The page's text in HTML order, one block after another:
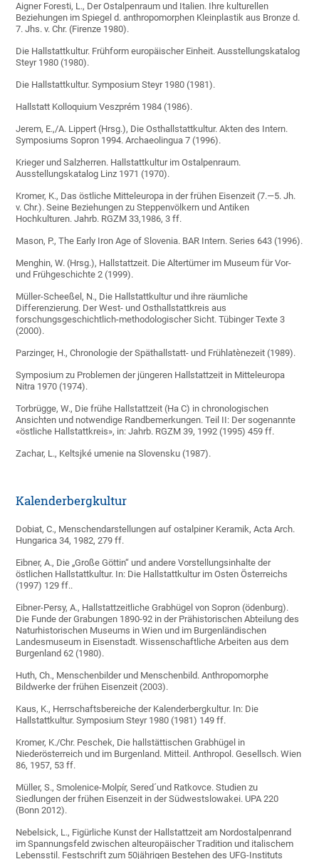
Aigner Foresti, L., Der Ostalpenraum und Italien. Ihre kulturellen
Beziehungen im Spiegel d. anthropomorphen Kleinplastik aus Bronze d.
7. Jhs. v. Chr. (Firenze 1980).
Die Hallstattkultur. Frühform europäischer Einheit. Ausstellungskatalog
Steyr 1980 (1980).
Die Hallstattkultur. Symposium Steyr 1980 (1981).
Hallstatt Kolloquium Veszprém 1984 (1986).
Jerem, E.,/A. Lippert (Hrsg.), Die Osthallstattkultur. Akten des Intern.
Symposiums Sopron 1994. Archaeolingua 7 (1996).
Krieger und Salzherren. Hallstattkultur im Ostalpenraum.
Ausstellungskatalog Linz 1971 (1970).
Kromer, K., Das östliche Mitteleuropa in der frühen Eisenzeit (7.—5. Jh.
v. Chr.). Seine Beziehungen zu Steppenvölkern und Antiken
Hochkulturen. Jahrb. RGZM 33,1986, 3 ff.
Mason, P., The Early Iron Age of Slovenia. BAR Intern. Series 643 (1996).
Menghin, W. (Hrsg.), Hallstattzeit. Die Altertümer im Museum für Vor-
und Frühgeschichte 2 (1999).
Müller-Scheeßel, N., Die Hallstattkultur und ihre räumliche
Differenzierung. Der West- und Osthallstattkreis aus
forschungsgeschichtlich-methodologischer Sicht. Tübinger Texte 3
(2000).
Parzinger, H., Chronologie der Späthallstatt- und Frühlatènezeit (1989).
Symposium zu Problemen der jüngeren Hallstattzeit in Mitteleuropa
Nitra 1970 (1974).
Torbrügge, W., Die frühe Hallstattzeit (Ha C) in chronologischen
Ansichten und notwendige Randbemerkungen. Teil II: Der sogenannte
«östliche Hallstattkreis», in: Jahrb. RGZM 39, 1992 (1995) 459 ff.
Zachar, L., Keltsjké umenie na Slovensku (1987).
Kalenderbergkultur
Dobiat, C., Menschendarstellungen auf ostalpiner Keramik, Acta Arch.
Hungarica 34, 1982, 279 ff.
Eibner, A., Die „Große Göttin“ und andere Vorstellungsinhalte der
östlichen Hallstattkultur. In: Die Hallstattkultur im Osten Österreichs
(1997) 129 ff..
Eibner-Persy, A., Hallstattzeitliche Grabhügel von Sopron (ödenburg).
Die Funde der Grabungen 1890-92 in der Prähistorischen Abteilung des
Naturhistorischen Museums in Wien und im Burgenländischen
Landesmuseum in Eisenstadt. Wissenschaftliche Arbeiten aus dem
Burgenland 62 (1980).
Huth, Ch., Menschenbilder und Menschenbild. Anthropomorphe
Bildwerke der frühen Eisenzeit (2003).
Kaus, K., Herrschaftsbereiche der Kalenderbergkultur. In: Die
Hallstattkultur. Symposium Steyr 1980 (1981) 149 ff.
Kromer, K./Chr. Peschek, Die hallstättischen Grabhügel in
Niederösterreich und im Burgenland. Mitteil. Anthropol. Gesellsch. Wien
86, 1957, 53 ff.
Müller, S., Smolenice-Molpír, Sered´und Ratkovce. Studien zu
Siedlungen der frühen Eisenzeit in der Südwestslowakei. UPA 220
(Bonn 2012).
Nebelsick, L., Figürliche Kunst der Hallstattzeit am Nordostalpenrand
im Spannungsfeld zwischen alteuropäischer Tradition und italischem
Lebensstil. Festschrift zum 50jährigen Bestehen des UFG-Instituts